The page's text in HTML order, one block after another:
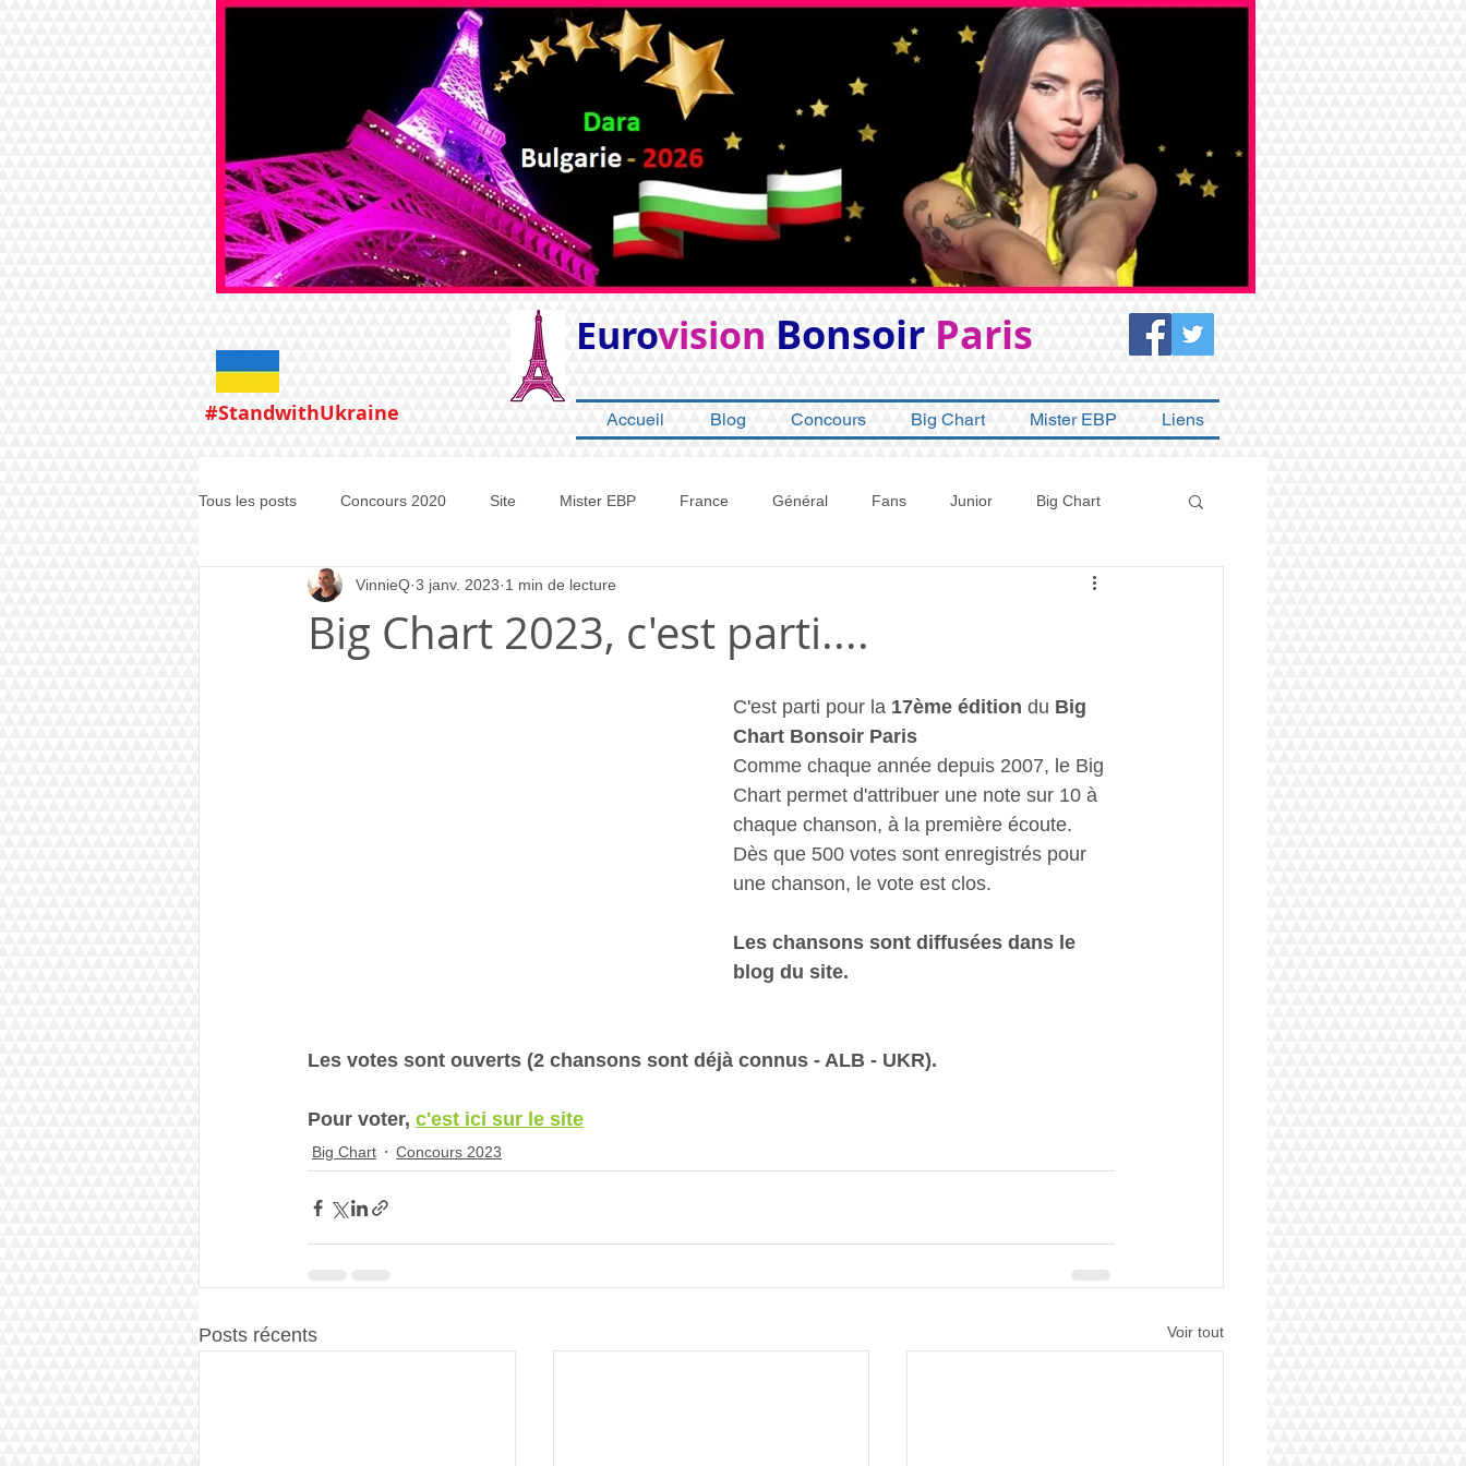
#StandwithUkraine
Eurovision Bonsoir Paris
Accueil Blog Concours Big Chart Mister EBP Liens
Tous les posts Concours 2020 Site Mister EBP France Général Fans Junior Big Chart
Concours 2021 Concours 2022 Concours 2023 Concours 2026
Big Chart 2023, c'est parti....
VinnieQ 3 janv. 2023 1 min de lecture
C'est parti pour la 17ème édition du Big
Chart Bonsoir Paris
Comme chaque année depuis 2007, le Big
Chart permet d'attribuer une note sur 10 à
chaque chanson, à la première écoute.
Dès que 500 votes sont enregistrés pour
une chanson, le vote est clos.
Les chansons sont diffusées dans le
blog du site.
Les votes sont ouverts (2 chansons sont déjà connus - ALB - UKR).
Pour voter, c'est ici sur le site
Big Chart Concours 2023
Posts récents Voir tout